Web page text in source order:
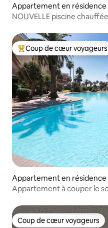
Appartement en résidence
NOUVELLE piscine
Coups de cœur voyageurs
Coup de cœur voyageurs
Appartement en résidence
Appartement à couper le
Coup de cœur voyageurs
Coup de cœur voyageurs